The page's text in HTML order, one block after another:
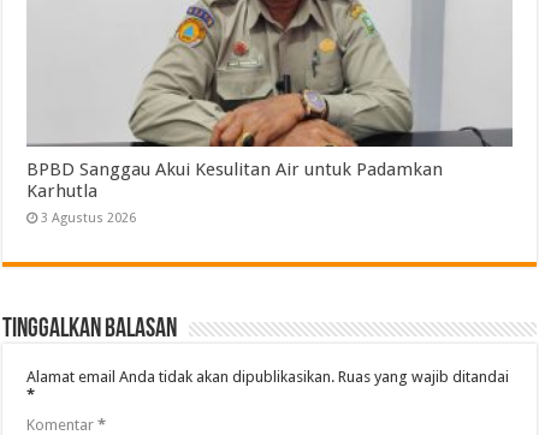
BPBD Sanggau Akui Kesulitan Air untuk Padamkan
Karhutla
3 Agustus 2026
Tinggalkan Balasan
Alamat email Anda tidak akan dipublikasikan. Ruas yang wajib ditandai
*
Komentar*